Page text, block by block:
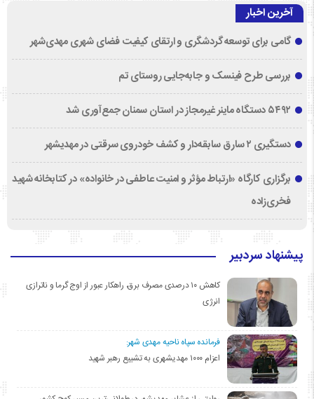
آخرین اخبار
گامی برای توسعه گردشگری و ارتقای کیفیت فضای شهری مهدی‌شهر
بررسی طرح فینسک و جابه‌جایی روستای تم
۵۴۹۲ دستگاه ماینر غیرمجاز در استان سمنان جمع‌آوری شد
دستگیری ۲ سارق سابقه‌دار و کشف خودروی سرقتی در مهدیشهر
برگزاری کارگاه «ارتباط مؤثر و امنیت عاطفی در خانواده» در کتابخانه شهید
فخری‌زاده
پیشنهاد سردبیر
کاهش ۱۰ درصدی مصرف برق، راهکار عبور از اوج گرما و ناترازی
انرژی
فرمانده سپاه ناحیه مهدی شهر:
اعزام ۱۰۰۰ مهدیشهری به تشییع رهبر شهید